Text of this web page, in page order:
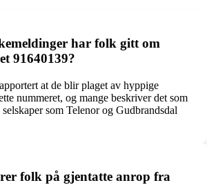
har folk gitt om
91640139?
at de blir plaget av hyppige
nummeret, og mange beskriver det som
som Telenor og Gudbrandsdal
folk på gjentatte anrop fra